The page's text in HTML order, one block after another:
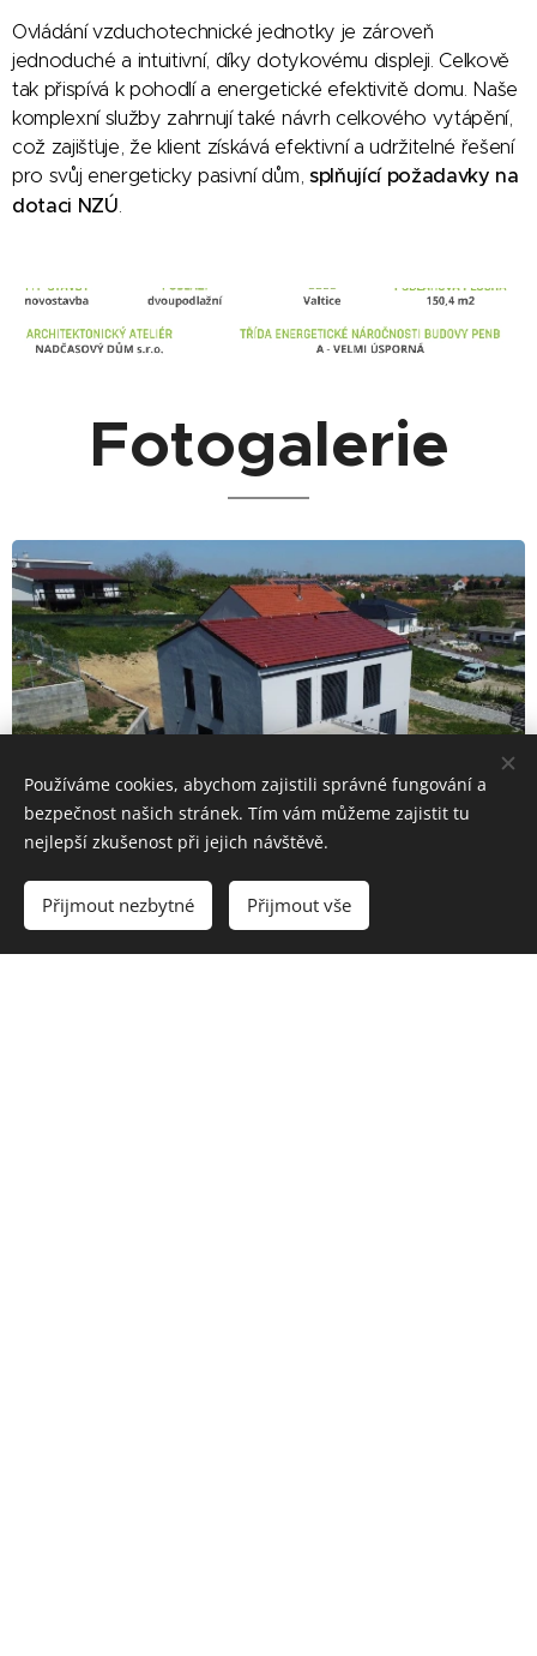
Ovládání vzduchotechnické jednotky je zároveň
jednoduché a intuitivní, díky dotykovému displeji. Celkově
tak přispívá k pohodlí a energetické efektivitě domu. Naše
komplexní služby zahrnují také návrh celkového vytápění,
což zajišťuje, že klient získává efektivní a udržitelné řešení
pro svůj energeticky pasivní dům, splňující požadavky na
dotaci NZÚ
Fotogalerie
Používáme cookies, abychom zajistili správné fungování a
bezpečnost našich stránek. Tím vám můžeme zajistit tu
nejlepší zkušenost při jejich návštěvě.
Přijmout nezbytné Přijmout vše